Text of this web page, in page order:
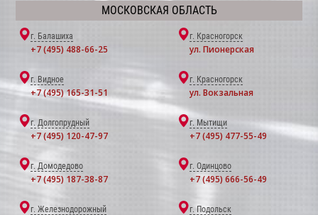
МОСКОВСКАЯ ОБЛАСТЬ
г. Балашиха
+7 (495) 488-66-25
г. Красногорск
ул. Пионерская
г. Видное
+7 (495) 165-31-51
г. Красногорск
ул. Вокзальная
г. Долгопрудный
+7 (495) 120-47-97
г. Мытищи
+7 (495) 477-55-49
г. Домодедово
+7 (495) 187-38-87
г. Одинцово
+7 (495) 666-56-49
г. Железнодорожный г. Подольск